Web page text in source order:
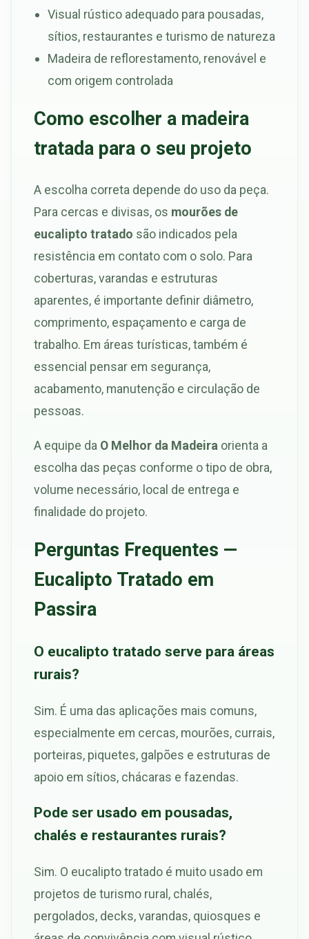
Visual rústico adequado para pousadas,
sítios, restaurantes e turismo de natureza
Madeira de reflorestamento, renovável e
com origem controlada
Como escolher a madeira
tratada para o seu projeto
A escolha correta depende do uso da peça.
Para cercas e divisas, os mourões de
eucalipto tratado são indicados pela
resistência em contato com o solo. Para
coberturas, varandas e estruturas
aparentes, é importante definir diâmetro,
comprimento, espaçamento e carga de
trabalho. Em áreas turísticas, também é
essencial pensar em segurança,
acabamento, manutenção e circulação de
pessoas.
A equipe da O Melhor da Madeira orienta a
escolha das peças conforme o tipo de obra,
volume necessário, local de entrega e
finalidade do projeto.
Perguntas Frequentes —
Eucalipto Tratado em
Passira
O eucalipto tratado serve para áreas
rurais?
Sim. É uma das aplicações mais comuns,
especialmente em cercas, mourões, currais,
porteiras, piquetes, galpões e estruturas de
apoio em sítios, chácaras e fazendas.
Pode ser usado em pousadas,
chalés e restaurantes rurais?
Sim. O eucalipto tratado é muito usado em
projetos de turismo rural, chalés,
pergolados, decks, varandas, quiosques e